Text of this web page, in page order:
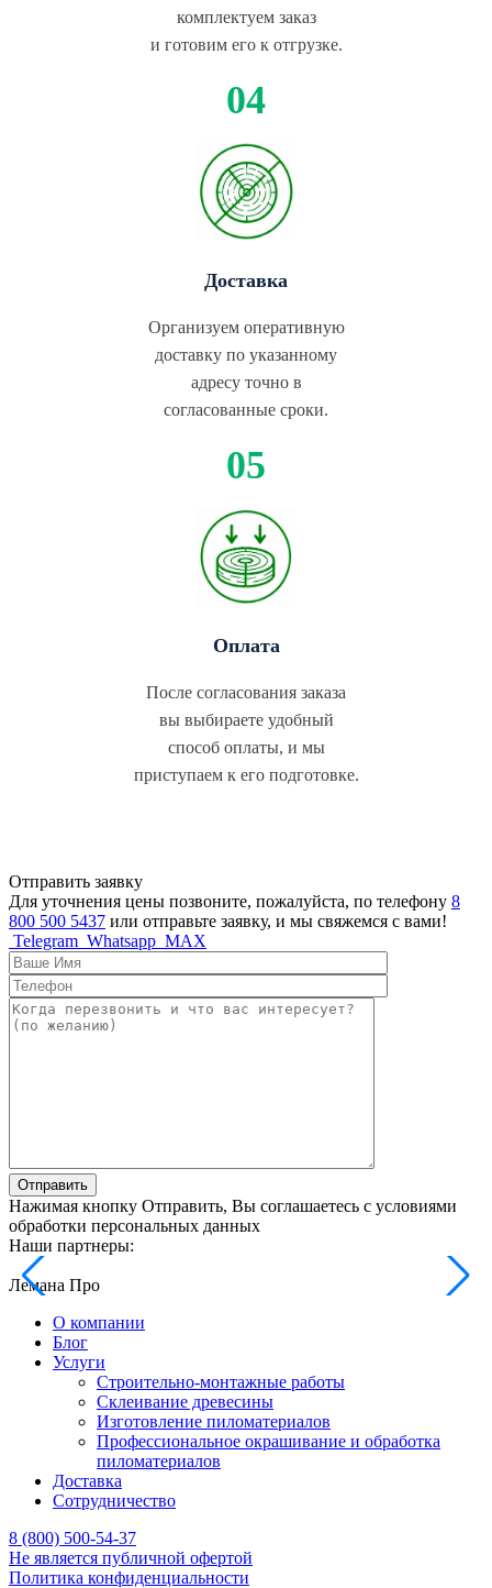
комплектуем заказ
и готовим его к отгрузке.
Доставка
Организуем оперативную
доставку по указанному
адресу точно в
согласованные сроки.
Оплата
После согласования заказа
вы выбираете удобный
способ оплаты, и мы
приступаем к его подготовке.
Отправить заявку
Для уточнения цены позвоните, пожалуйста, по телефону 8
800 500 5437 или отправьте заявку, и мы свяжемся с вами!
Telegram Whatsapp MAX
Отправить
Нажимая кнопку Отправить, Вы соглашаетесь с условиями
обработки персональных данных
Наши партнеры:
Лемана Про
О компании
Блог
Услуги
Строительно-монтажные работы
Склеивание древесины
Изготовление пиломатериалов
Профессиональное окрашивание и обработка
пиломатериалов
Доставка
Сотрудничество
8 (800) 500-54-37
Не является публичной офертой
Политика конфиденциальности